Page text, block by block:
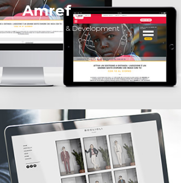
Amref
Ecosystem Project & Development